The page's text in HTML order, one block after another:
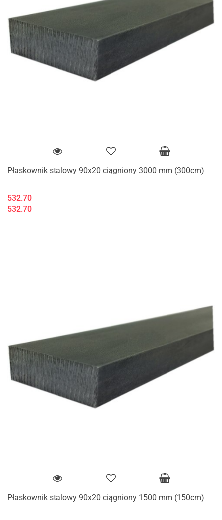
Płaskownik stalowy 90x20 ciągniony 3000 mm (300cm)
532.70
532.70
Płaskownik stalowy 90x20 ciągniony 1500 mm (150cm)